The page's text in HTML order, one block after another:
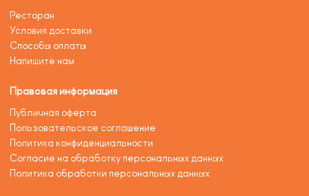
Ресторан
Условия доставки
Способы оплаты
Напишите нам
Правовая информация
Публичная оферта
Пользовательское соглашение
Политика конфиденциальности
Согласие на обработку персональных данных
Политика обработки персональных данных